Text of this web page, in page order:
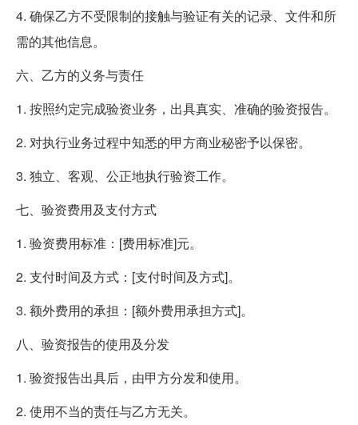
4. 确保乙方不受限制的接触与验证有关的记录、文件和所
需的其他信息。
六、乙方的义务与责任
1. 按照约定完成验资业务，出具真实、准确的验资报告。
2. 对执行业务过程中知悉的甲方商业秘密予以保密。
3. 独立、客观、公正地执行验资工作。
七、验资费用及支付方式
1. 验资费用标准：[费用标准]元。
2. 支付时间及方式：[支付时间及方式]。
3. 额外费用的承担：[额外费用承担方式]。
八、验资报告的使用及分发
1. 验资报告出具后，由甲方分发和使用。
2. 使用不当的责任与乙方无关。